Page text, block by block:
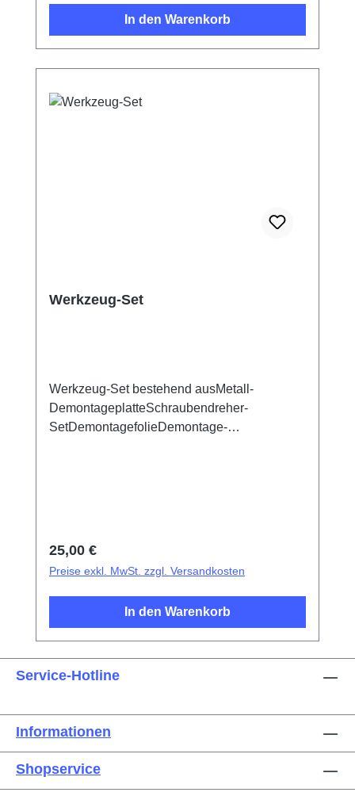
In den Warenkorb
Werkzeug-Set
Werkzeug-Set bestehend ausMetall-
DemontageplatteSchraubendreher-
SetDemontagefolieDemontage-
Demontageplättchen
Regulärer Preis:
25,00 €
Preise exkl. MwSt. zzgl. Versandkosten
In den Warenkorb
Service-Hotline
Informationen
Shopservice